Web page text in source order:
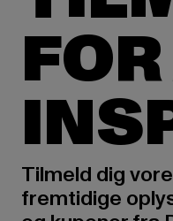
Tilmeld dig
fremtidige